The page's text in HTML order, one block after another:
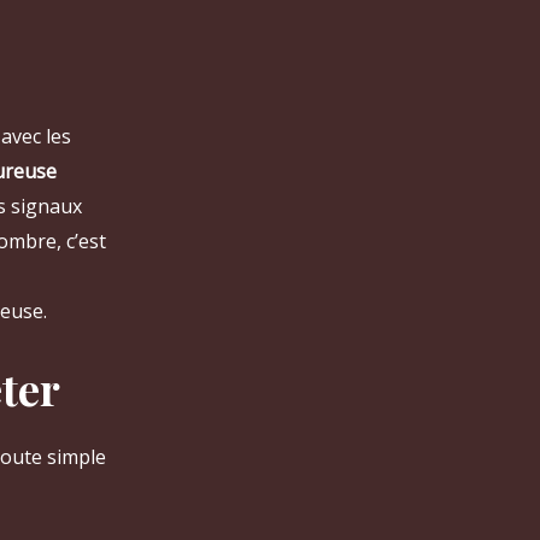
les
signaux
c’est
simple